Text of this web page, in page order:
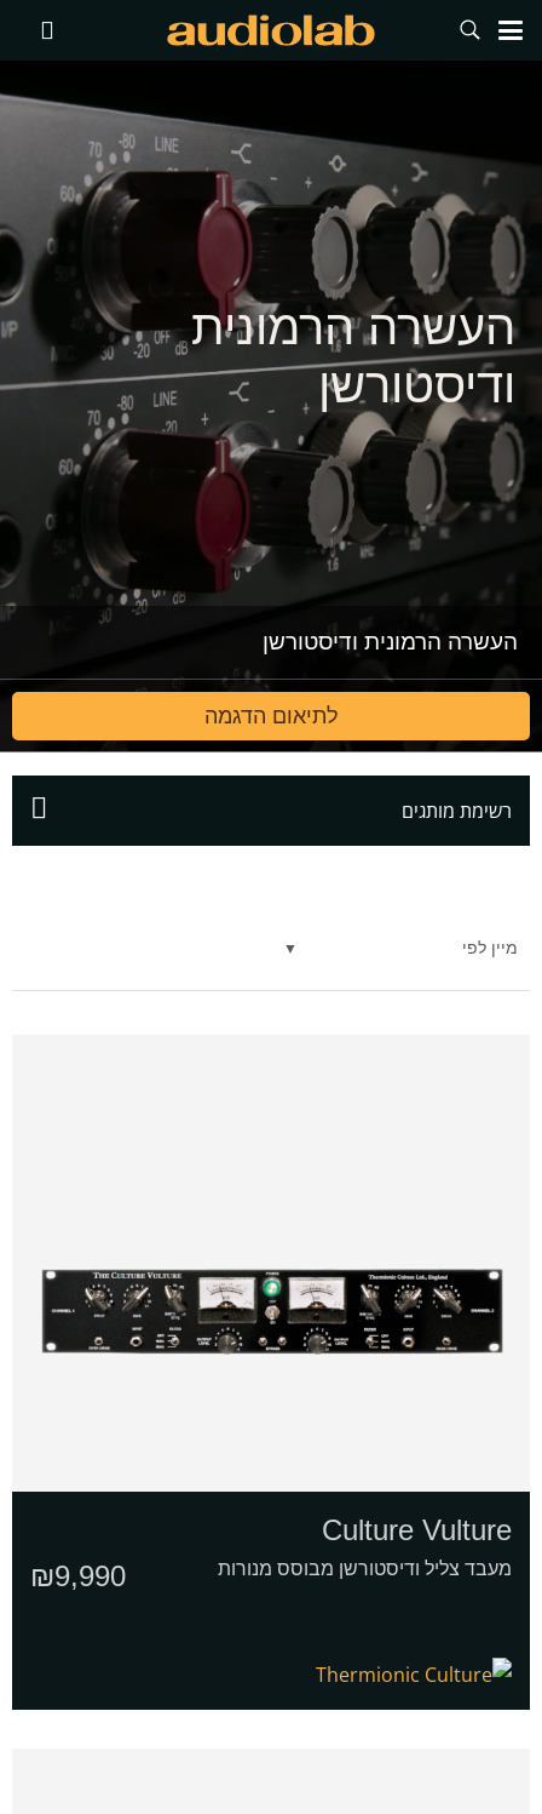
העשרה הרמונית
ודיסטורשן
העשרה הרמונית ודיסטורשן
לתיאום הדגמה
רשימת מותגים
מיין לפי ▼
Culture Vulture
מעבד צליל ודיסטורשן מבוסס מנורות ₪9,990